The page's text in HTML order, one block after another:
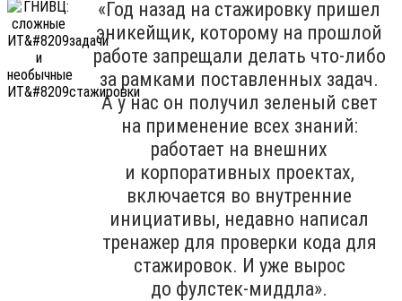
«Год назад на стажировку пришел
эникейщик, которому на прошлой
работе запрещали делать что-либо
за рамками поставленных задач.
А у нас он получил зеленый свет
на применение всех знаний:
работает на внешних
и корпоративных проектах,
включается во внутренние
инициативы, недавно написал
тренажер для проверки кода для
стажировок. И уже вырос
до фулстек-миддла».